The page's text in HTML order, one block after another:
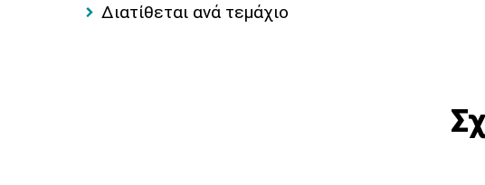
Διατίθεται ανά τεμάχιο